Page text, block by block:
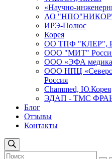
«Научно-
АО "НПО"НИКОР"
ИРЭ-Полюс
Корея
ОО ТПФ "КЛЕР",
ООО "МИТ"
ООО «ЭФА
ООО НПЦ «Северо-
Россия
Сhammed, Ю.Корея
ЭДАП - ТМС
Блог
Отзывы
Контакты